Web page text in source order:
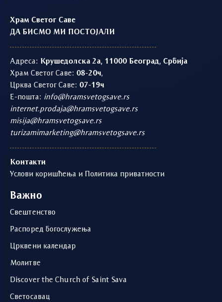
Храм Светог Саве
ДА БИСМО МИ ПОСТОЈАЛИ
Адреса: Крушедолска 2а, 11000 Београд, Србија
Храм Светог Саве: 08-20ч,
Црква Светог Саве: 07-19ч
Е-пошта: info@hramsvetogsave.rs
internet.prodaja@hramsvetogsave.rs
misija@hramsvetogsave.rs
turizamimarketing@hramsvetogsave.rs
Контакти
Услови коришћења и Политика приватности
Важно
Свештенство
Распоред богослужења
Црквени календар
Молитве
Discover the Church of Saint Sava
Светосавац